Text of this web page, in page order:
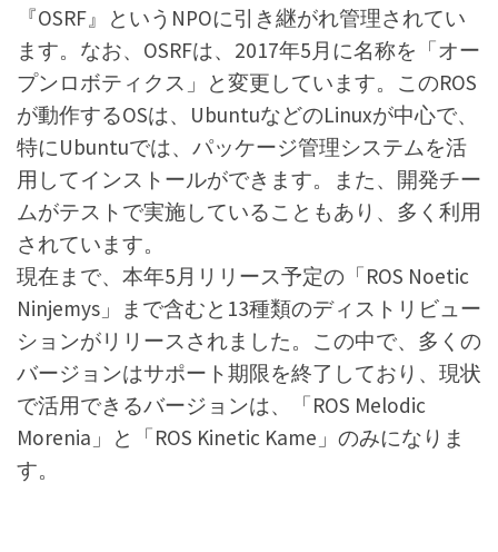
『OSRF』というNPOに引き継がれ管理されてい
ます。なお、OSRFは、2017年5月に名称を「オー
プンロボティクス」と変更しています。このROS
が動作するOSは、UbuntuなどのLinuxが中心で、
特にUbuntuでは、パッケージ管理システムを活
用してインストールができます。また、開発チー
ムがテストで実施していることもあり、多く利用
されています。
現在まで、本年5月リリース予定の「ROS Noetic
Ninjemys」まで含むと13種類のディストリビュー
ションがリリースされました。この中で、多くの
バージョンはサポート期限を終了しており、現状
で活用できるバージョンは、「ROS Melodic
Morenia」と「ROS Kinetic Kame」のみになりま
す。